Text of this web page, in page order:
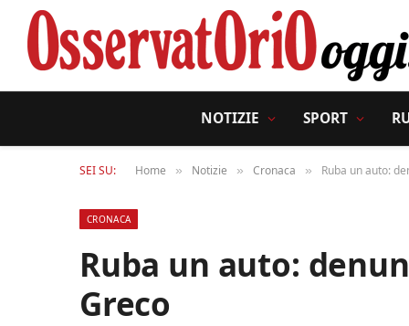
NOTIZIE SPORT
SEI SU: Home » Notizie » Cronaca » Ruba un auto:
CRONACA
Ruba un auto:
Greco